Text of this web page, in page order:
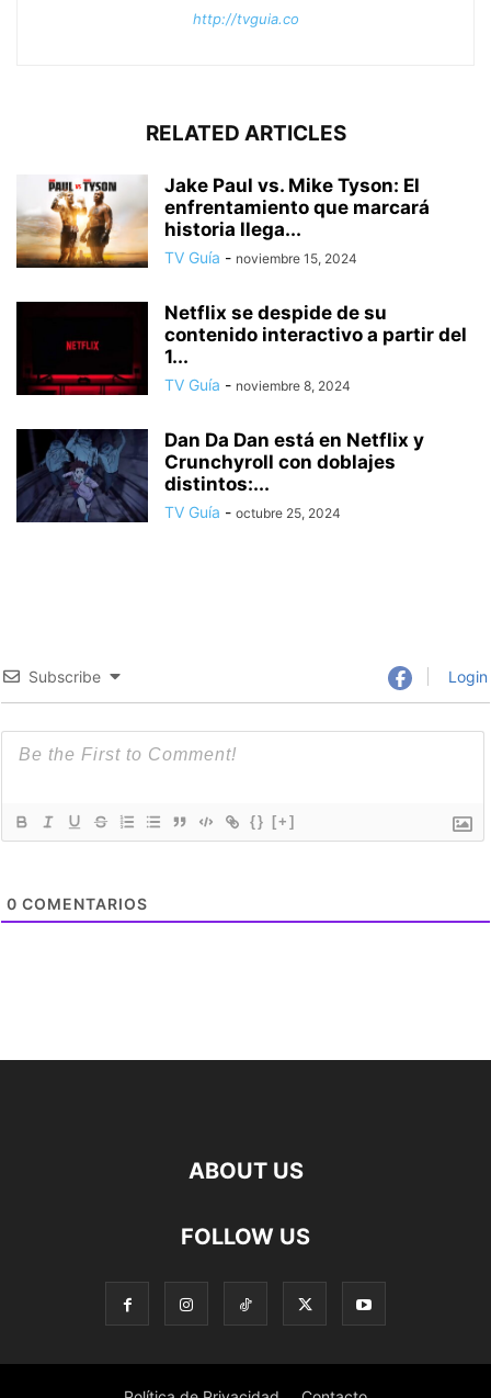
http://tvguia.co
RELATED ARTICLES
Jake Paul vs. Mike Tyson: El
enfrentamiento que marcará
historia llega...
TV Guía - noviembre 15, 2024
Netflix se despide de su
contenido interactivo a partir del
1...
TV Guía - noviembre 8, 2024
Dan Da Dan está en Netflix y
Crunchyroll con doblajes
distintos:...
TV Guía - octubre 25, 2024
Subscribe Login
{} [+]
0 COMENTARIOS
ABOUT US
FOLLOW US